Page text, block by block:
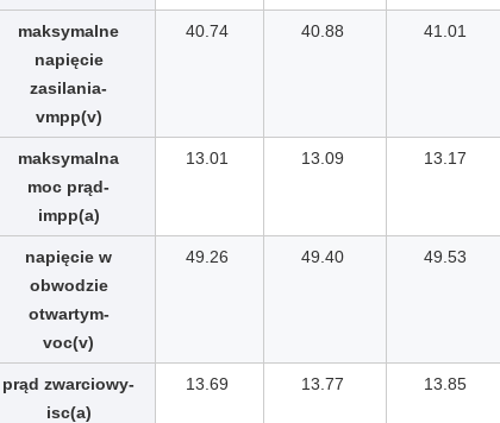
maksymalne
napięcie
zasilania-
vmpp(v)
40.74 40.88 41.01
maksymalna
moc prąd-
impp(a)
13.01 13.09 13.17
napięcie w
obwodzie
otwartym-
voc(v)
49.26 49.40 49.53
prąd zwarciowy-
isc(a)
13.69 13.77 13.85